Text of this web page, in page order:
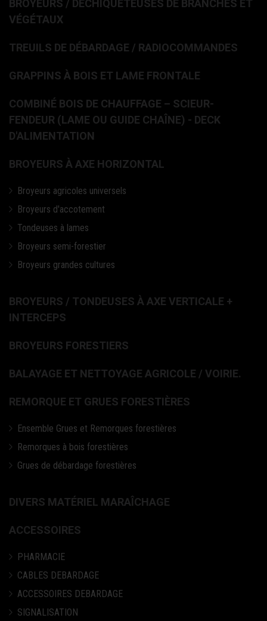
BROYEURS / DÉCHIQUETEUSES DE BRANCHES ET
VÉGÉTAUX
TREUILS DE DÉBARDAGE / RADIOCOMMANDES
GRAPPINS À BOIS ET LAME FRONTALE
COMBINÉ BOIS DE CHAUFFAGE – SCIEUR-
FENDEUR (LAME OU GUIDE CHAÎNE) - DECK
D'ALIMENTATION
BROYEURS À AXE HORIZONTAL
Broyeurs agricoles universels
Broyeurs d'accotement
Tondeuses à lames
Broyeurs semi-forestier
Broyeurs grandes cultures
BROYEURS / TONDEUSES À AXE VERTICALE +
INTERCEPS
BROYEURS FORESTIERS
BALAYAGE ET NETTOYAGE AGRICOLE / VOIRIE.
REMORQUE ET GRUES FORESTIÈRES
Ensemble Grues et Remorques forestières
Remorques à bois forestières
Grues de débardage forestières
DIVERS MATÉRIEL MARAÎCHAGE
ACCESSOIRES
PHARMACIE
CABLES DEBARDAGE
ACCESSOIRES DEBARDAGE
SIGNALISATION